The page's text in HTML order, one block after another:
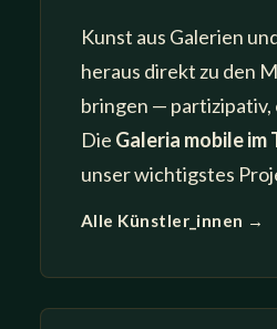
Kunst aus Galerien
heraus direkt zu den
bringen — partizipativ,
Die Galeria mobile im
unser wichtigstes
Alle Künstler_innen →